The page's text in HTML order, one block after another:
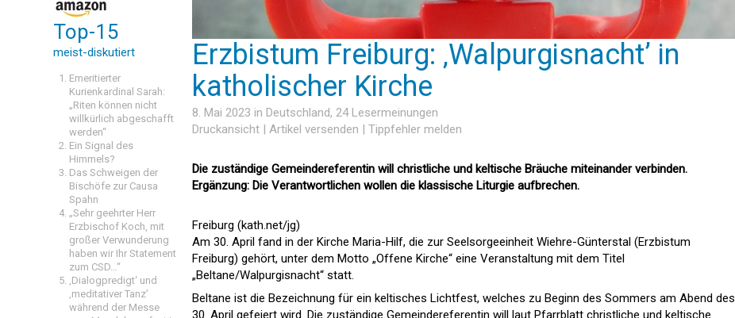
Top-15
meist-diskutiert
Emeritierter
Kurienkardinal Sarah:
„Riten können nicht
willkürlich abgeschafft
werden“
Ein Signal des
Himmels?
Das Schweigen der
Bischöfe zur Causa
Spahn
„Sehr geehrter Herr
Erzbischof Koch, mit
großer Verwunderung
haben wir Ihr Statement
zum CSD…“
‚Dialogpredigt‘ und
‚meditativer Tanz’
während der Messe
Erzbistum Freiburg: ‚Walpurgisnacht’ in
katholischer Kirche
8. Mai 2023 in Deutschland, 24 Lesermeinungen
Druckansicht | Artikel versenden | Tippfehler melden
Die zuständige Gemeindereferentin will christliche und keltische Bräuche miteinander verbinden.
Ergänzung: Die Verantwortlichen wollen die klassische Liturgie aufbrechen.
Freiburg (kath.net/jg)
Am 30. April fand in der Kirche Maria-Hilf, die zur Seelsorgeeinheit Wiehre-Günterstal (Erzbistum
Freiburg) gehört, unter dem Motto „Offene Kirche“ eine Veranstaltung mit dem Titel
„Beltane/Walpurgisnacht“ statt.
Beltane ist die Bezeichnung für ein keltisches Lichtfest, welches zu Beginn des Sommers am Abend des
30. April gefeiert wird. Die zuständige Gemeindereferentin will laut Pfarrblatt christliche und keltische